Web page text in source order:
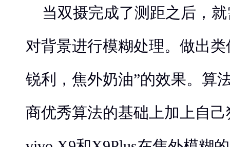
当双摄完成了测距之后，
对背景进行模糊处理。做出
锐利，焦外奶油”的效果。算
商优秀算法的基础上加上自